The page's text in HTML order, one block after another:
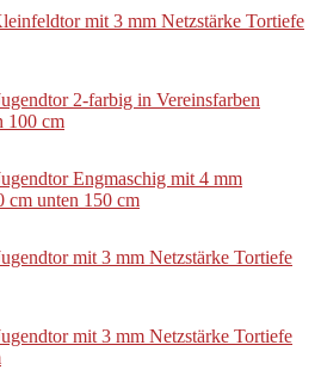
mit 3 mm Netzstärke Tortiefe
2-farbig in Vereinsfarben
100 cm
Engmaschig mit 4 mm
cm unten 150 cm
mit 3 mm Netzstärke Tortiefe
mit 3 mm Netzstärke Tortiefe